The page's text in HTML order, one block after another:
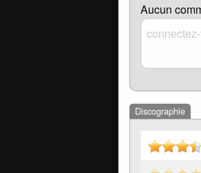
Aucun
Discographie